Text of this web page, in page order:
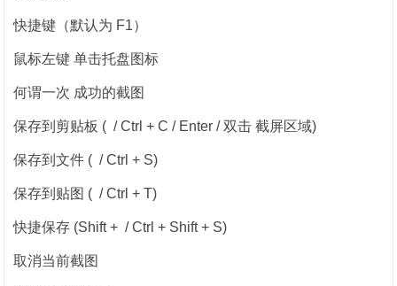
快捷键（默认为 F1）
鼠标左键 单击托盘图标
何谓一次 成功的截图
保存到剪贴板 ( / Ctrl + C / Enter / 双击 截屏区域)
保存到文件 ( / Ctrl + S)
保存到贴图 ( / Ctrl + T)
快捷保存 (Shift + / Ctrl + Shift + S)
取消当前截图